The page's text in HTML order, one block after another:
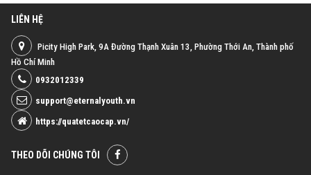
LIÊN HỆ
Picity High Park, 9A Đường Thạnh Xuân 13, Phường Thới An, Thành phố
Hồ Chí Minh
0932012339
support@eternalyouth.vn
https://quatetcaocap.vn/
THEO DÕI CHÚNG TÔI